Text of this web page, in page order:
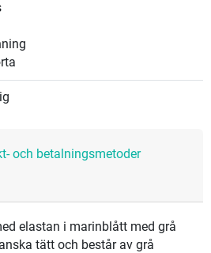
och betalningsmetoder
elastan i marinblått med grå
tätt och består av grå